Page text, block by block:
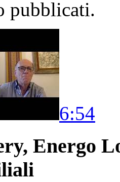
pubblicati.
6:54
Energo